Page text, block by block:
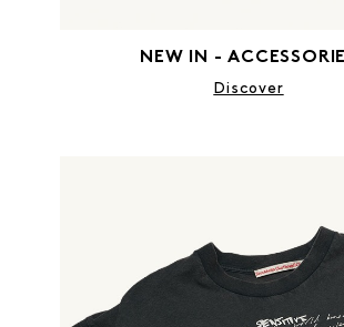
NEW IN -
Discover